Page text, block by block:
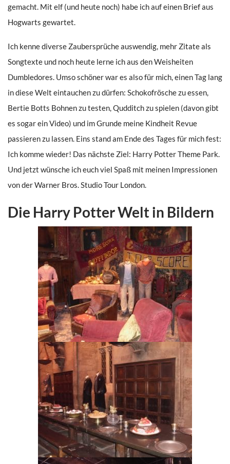
gemacht. Mit elf (und heute noch) habe ich auf einen Brief aus
Hogwarts gewartet.
Ich kenne diverse Zaubersprüche auswendig, mehr Zitate als
Songtexte und noch heute lerne ich aus den Weisheiten
Dumbledores. Umso schöner war es also für mich, einen Tag lang
in diese Welt eintauchen zu dürfen: Schokofrösche zu essen,
Bertie Botts Bohnen zu testen, Qudditch zu spielen (davon gibt
es sogar ein Video) und im Grunde meine Kindheit Revue
passieren zu lassen. Eins stand am Ende des Tages für mich fest:
Ich komme wieder! Das nächste Ziel: Harry Potter Theme Park.
Und jetzt wünsche ich euch viel Spaß mit meinen Impressionen
von der Warner Bros. Studio Tour London.
Die Harry Potter Welt in Bildern